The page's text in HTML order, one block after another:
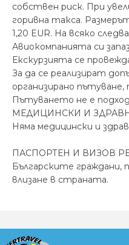
собствен риск. При
горивна такса.
1,20 EUR. На всяко
Авиокомпанията си
Екскурзията се
За да се реализират
организирано
Пътуването не е
МЕДИЦИНСКИ И
Няма медицински и
ПАСПОРТЕН И ВИЗОВ
Българските
влизане в страната.